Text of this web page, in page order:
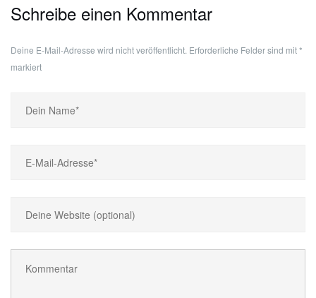
Schreibe einen Kommentar
Deine E-Mail-Adresse wird nicht veröffentlicht. Erforderliche Felder sind mit*
markiert